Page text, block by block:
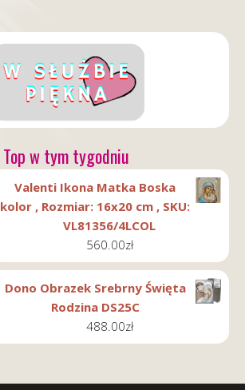
Top w tym tygodniu
Valenti Ikona Matka Boska
kolor , Rozmiar: 16x20 cm , SKU:
VL81356/4LCOL
560.00zł
Dono Obrazek Srebrny Święta
Rodzina DS25C
488.00zł